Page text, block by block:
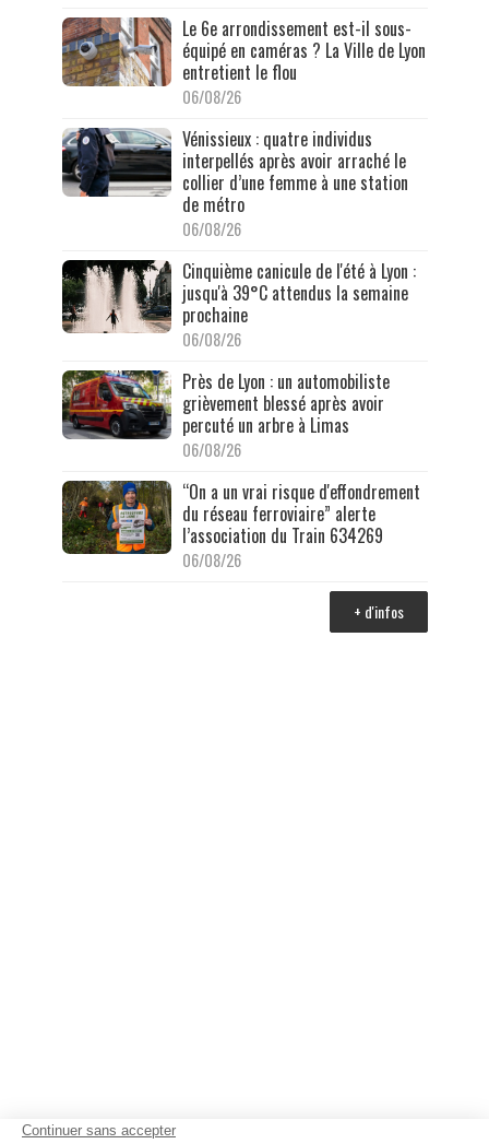
Le 6e arrondissement est-il sous-
équipé en caméras ? La Ville de Lyon
entretient le flou
06/08/26
Vénissieux : quatre individus
interpellés après avoir arraché le
collier d’une femme à une station
de métro
06/08/26
Cinquième canicule de l'été à Lyon :
jusqu'à 39°C attendus la semaine
prochaine
06/08/26
Près de Lyon : un automobiliste
grièvement blessé après avoir
percuté un arbre à Limas
06/08/26
“On a un vrai risque d'effondrement
du réseau ferroviaire” alerte
l’association du Train 634269
06/08/26
+ d'infos